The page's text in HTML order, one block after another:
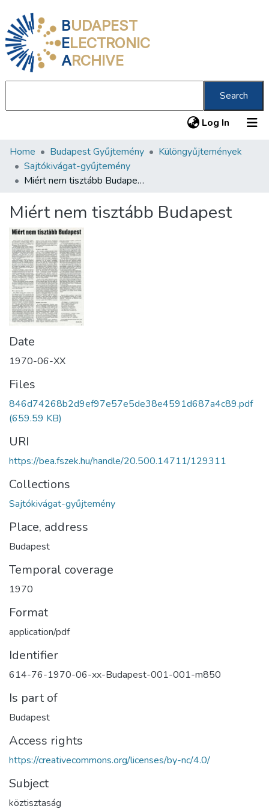
BUDAPEST
ELECTRONIC
ARCHIVE
Search
Log In (current)
Communities & Collections
All of DSpace
Home Budapest Gyűjtemény
Különgyűjtemények
Sajtókivágat-gyűjtemény
Miért nem tisztább Budapest
Miért nem tisztább Budapest
Date
1970-06-XX
Files
846d74268b2d9ef97e57e5de38e4591d687a4c89.pdf
(659.59 KB)
URI
https://bea.fszek.hu/handle/20.500.14711/129311
Collections
Sajtókivágat-gyűjtemény
Place, address
Budapest
Temporal coverage
1970
Format
application/pdf
Identifier
614-76-1970-06-xx-Budapest-001-001-m850
Is part of
Budapest
Access rights
https://creativecommons.org/licenses/by-nc/4.0/
Subject
köztisztaság